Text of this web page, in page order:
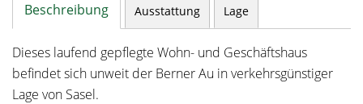
Beschreibung Ausstattung Lage
Dieses laufend gepflegte Wohn- und Geschäftshaus
befindet sich unweit der Berner Au in verkehrsgünstiger
Lage von Sasel.